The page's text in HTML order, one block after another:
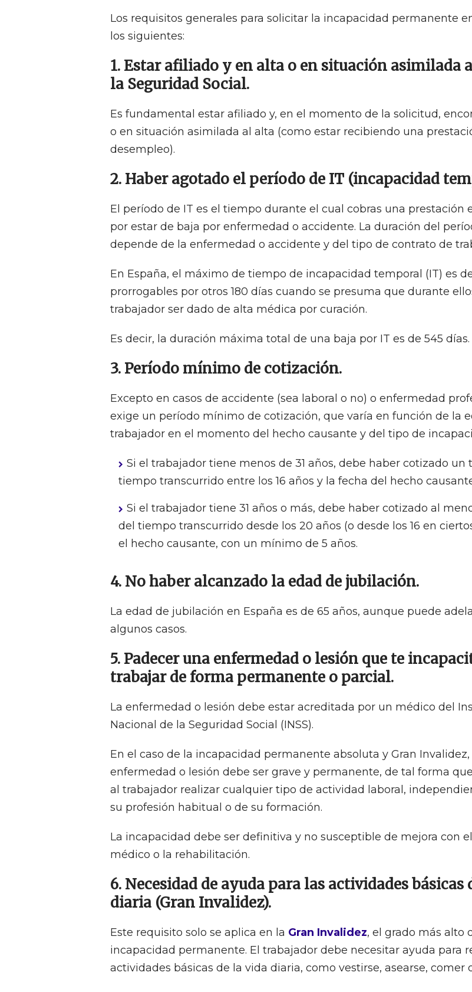
Los requisitos generales para solicitar la incapacidad permanente
los siguientes:
1. Estar afiliado y en alta o en situación asimilada
la Seguridad Social.
Es fundamental estar afiliado y, en el momento de la solicitud,
o en situación asimilada al alta (como estar recibiendo una
desempleo).
2. Haber agotado el período de IT (incapacidad
El período de IT es el tiempo durante el cual cobras una prestación
por estar de baja por enfermedad o accidente. La duración del
depende de la enfermedad o accidente y del tipo de contrato de
En España, el máximo de tiempo de incapacidad temporal (IT) es
prorrogables por otros 180 días cuando se presuma que durante
trabajador ser dado de alta médica por curación.
Es decir, la duración máxima total de una baja por IT es de 545 días.
3. Período mínimo de cotización.
Excepto en casos de accidente (sea laboral o no) o enfermedad
exige un período mínimo de cotización, que varía en función de la
trabajador en el momento del hecho causante y del tipo de
Si el trabajador tiene menos de 31 años, debe haber cotizado un
tiempo transcurrido entre los 16 años y la fecha del hecho
Si el trabajador tiene 31 años o más, debe haber cotizado al
del tiempo transcurrido desde los 20 años (o desde los 16 en
el hecho causante, con un mínimo de 5 años.
4. No haber alcanzado la edad de jubilación.
La edad de jubilación en España es de 65 años, aunque puede
algunos casos.
5. Padecer una enfermedad o lesión que te
trabajar de forma permanente o parcial.
La enfermedad o lesión debe estar acreditada por un médico del
Nacional de la Seguridad Social (INSS).
En el caso de la incapacidad permanente absoluta y Gran Invalidez,
enfermedad o lesión debe ser grave y permanente, de tal forma
al trabajador realizar cualquier tipo de actividad laboral,
su profesión habitual o de su formación.
La incapacidad debe ser definitiva y no susceptible de mejora con
médico o la rehabilitación.
6. Necesidad de ayuda para las actividades básicas
diaria (Gran Invalidez).
Este requisito solo se aplica en la Gran Invalidez, el grado más alto
incapacidad permanente. El trabajador debe necesitar ayuda para
actividades básicas de la vida diaria, como vestirse, asearse, comer